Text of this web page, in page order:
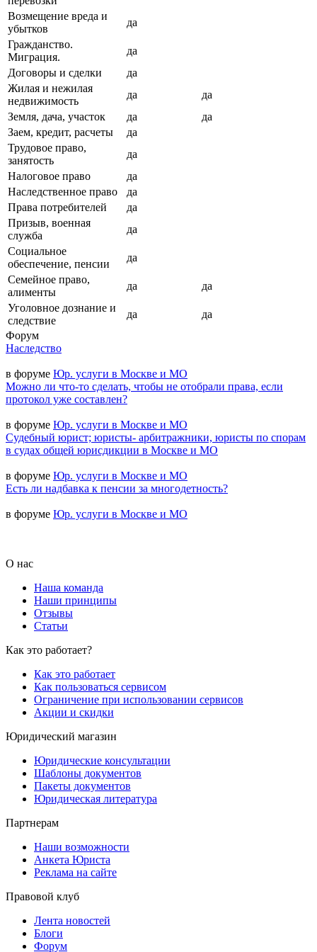
Возмещение вреда и
убытков
да
Гражданство.
Миграция.
да
Договоры и сделки
да
Жилая и нежилая
недвижимость
да
да
Земля, дача, участок
да
да
Заем, кредит, расчеты
да
Трудовое право,
занятость
да
Налоговое право
да
Наследственное право
да
Права потребителей
да
Призыв, военная
служба
да
Социальное
обеспечение, пенсии
да
Семейное право,
алименты
да
да
Уголовное дознание и
следствие
да
да
Форум
Наследство
в форуме Юр. услуги в Москве и МО
Можно ли что-то сделать, чтобы не отобрали права, если
протокол уже составлен?
в форуме Юр. услуги в Москве и МО
Судебный юрист; юристы- арбитражники, юристы по спорам
в судах общей юрисдикции в Москве и МО
в форуме Юр. услуги в Москве и МО
Есть ли надбавка к пенсии за многодетность?
в форуме Юр. услуги в Москве и МО
О нас
Наша команда
Наши принципы
Отзывы
Статьи
Как это работает?
Как это работает
Как пользоваться сервисом
Ограничение при использовании сервисов
Акции и скидки
Юридический магазин
Юридические консультации
Шаблоны документов
Пакеты документов
Юридическая литература
Партнерам
Наши возможности
Анкета Юриста
Реклама на сайте
Правовой клуб
Лента новостей
Блоги
Форум